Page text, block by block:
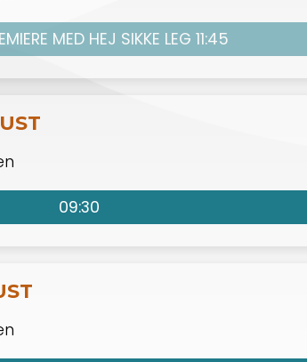
MED HEJ SIKKE LEG 11:45
09:30